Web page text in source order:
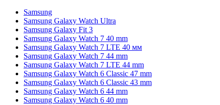
Samsung
Samsung Galaxy Watch Ultra
Samsung Galaxy Fit 3
Samsung Galaxy Watch 7 40 mm
Samsung Galaxy Watch 7 LTE 40 мм
Samsung Galaxy Watch 7 44 mm
Samsung Galaxy Watch 7 LTE 44 mm
Samsung Galaxy Watch 6 Classic 47 mm
Samsung Galaxy Watch 6 Classic 43 mm
Samsung Galaxy Watch 6 44 mm
Samsung Galaxy Watch 6 40 mm